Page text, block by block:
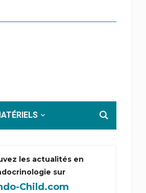
les actualités en
sur
Child.com